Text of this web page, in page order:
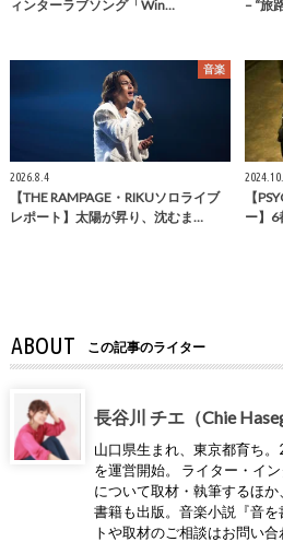
ィンターラブソング「Win… – “旅
音楽
2026.8.4
【THE RAMPAGE・RIKUソロライブ
レポート】太陽が昇り、沈むま…
【
ー】
ABOUT この記事のライター
長谷川 チエ（Chie
山口県生まれ、東京都育ち。
を運営開始。 ライター・イ
について取材・執筆するほ
書籍も出版。音楽小説『音
トや取材のご相談はお問い